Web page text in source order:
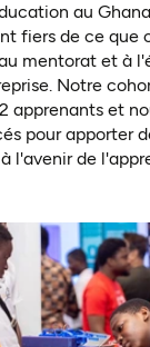
au
fiers de ce que
mentorat et à
Notre
apprenants et
pour apporter
l'avenir de